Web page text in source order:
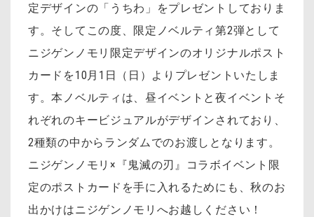
定デザインの「うちわ」をプレゼントしておりま
す。そしてこの度、限定ノベルティ第2弾として
ニジゲンノモリ限定デザインのオリジナルポスト
カードを10月1日（日）よりプレゼントいたしま
す。本ノベルティは、昼イベントと夜イベントそ
れぞれのキービジュアルがデザインされており、
2種類の中からランダムでのお渡しとなります。
ニジゲンノモリ×『鬼滅の刃』コラボイベント限
定のポストカードを手に入れるためにも、秋のお
出かけはニジゲンノモリへお越しください！